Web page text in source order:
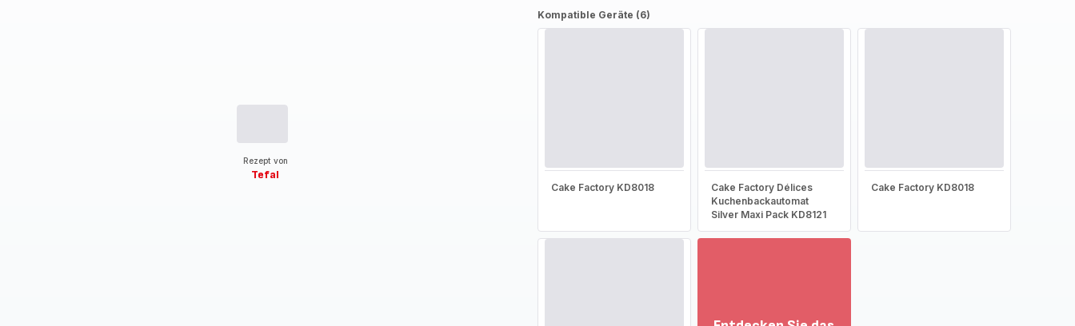
Rezept von
Tefal
Kompatible Geräte (6)
Cake Factory KD8018
Cake Factory Délices
Kuchenbackautomat
Silver Maxi Pack KD8121
Cake Factory KD8018